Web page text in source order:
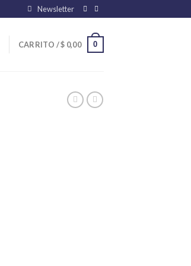
Newsletter
CARRITO /$ 0,00 0